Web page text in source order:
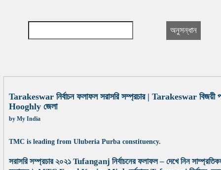
Tarakeswar নির্বাচন ফলাফল সরাসরি সম্প্রচার | Tarakeswar বিজয়ী
Hooghly জেলা
by My India
TMC is leading from Uluberia Purba constituency.
সরাসরি সম্প্রচার ২০২১ Tufanganj নির্বাচনের ফলাফল – দেখে নিন